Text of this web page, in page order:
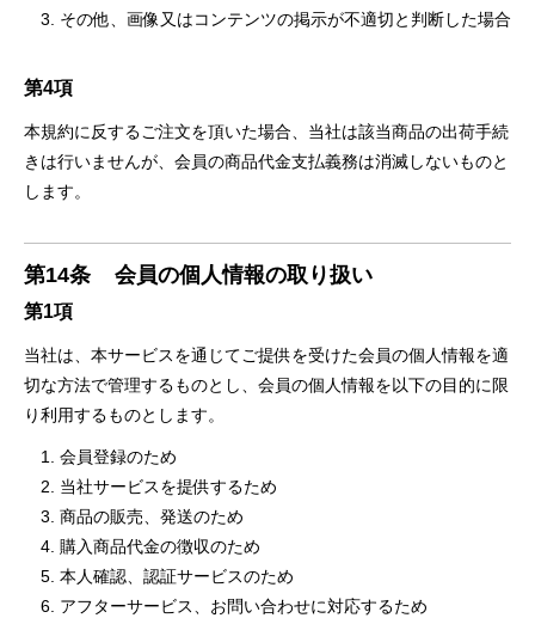
その他、画像又はコンテンツの掲示が不適切と判断した場合
第4項
本規約に反するご注文を頂いた場合、当社は該当商品の出荷手続
きは行いませんが、会員の商品代金支払義務は消滅しないものと
します。
第14条 会員の個人情報の取り扱い
第1項
当社は、本サービスを通じてご提供を受けた会員の個人情報を適
切な方法で管理するものとし、会員の個人情報を以下の目的に限
り利用するものとします。
会員登録のため
当社サービスを提供するため
商品の販売、発送のため
購入商品代金の徴収のため
本人確認、認証サービスのため
アフターサービス、お問い合わせに対応するため